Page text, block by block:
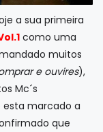
a sua primeira
como uma
muitos
e ouvires),
Mc´s
esta marcado a
que